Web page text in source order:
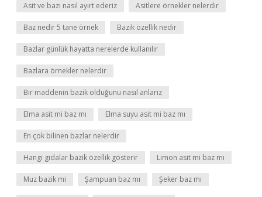
Asit ve bazı nasıl ayırt ederiz Asitlere örnekler nelerdir
Baz nedir 5 tane örnek Bazik özellik nedir
Bazlar günlük hayatta nerelerde kullanılır
Bazlara örnekler nelerdir
Bir maddenin bazik olduğunu nasıl anlarız
Elma asit mi baz mı Elma suyu asit mi baz mı
En çok bilinen bazlar nelerdir
Hangi gıdalar bazik özellik gösterir Limon asit mi baz mı
Muz bazik mi Şampuan baz mı Şeker baz mı